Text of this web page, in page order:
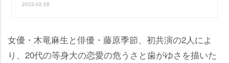
2022-02-28
女優・木竜麻生と俳優・藤原季節、初共演の2人によ
り、20代の等身大の恋愛の危うさと歯がゆさを描いた